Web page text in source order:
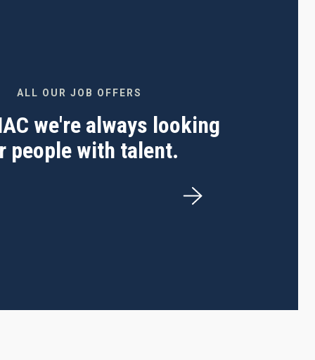
ALL OUR JOB OFFERS
we're always looking
people with talent.